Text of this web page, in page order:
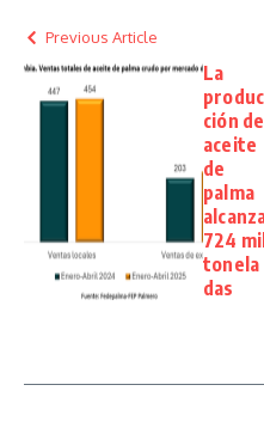
Previous Article
La
produc
ción de
aceite
de
palma
724 mil
tonela
das